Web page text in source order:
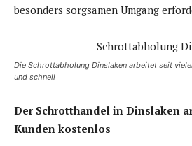
besonders sorgsamen Umgang
Die Schrottabholung Dinslaken arbeitet seit
und schnell
Der Schrotthandel in Dinslaken
Kunden kostenlos